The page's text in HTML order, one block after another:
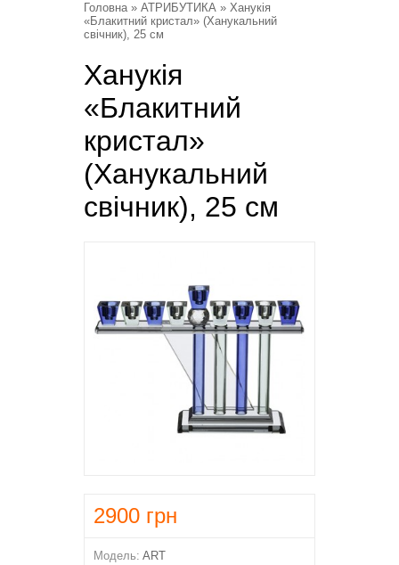
Головна» АТРИБУТИКА » Ханукія
«Блакитний кристал» (Ханукальний
свічник), 25 см
Ханукія
«Блакитний
кристал»
(Ханукальний
свічник), 25 см
2900 грн
Модель: ART